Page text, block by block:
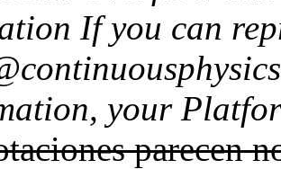
If you can
your
parecen